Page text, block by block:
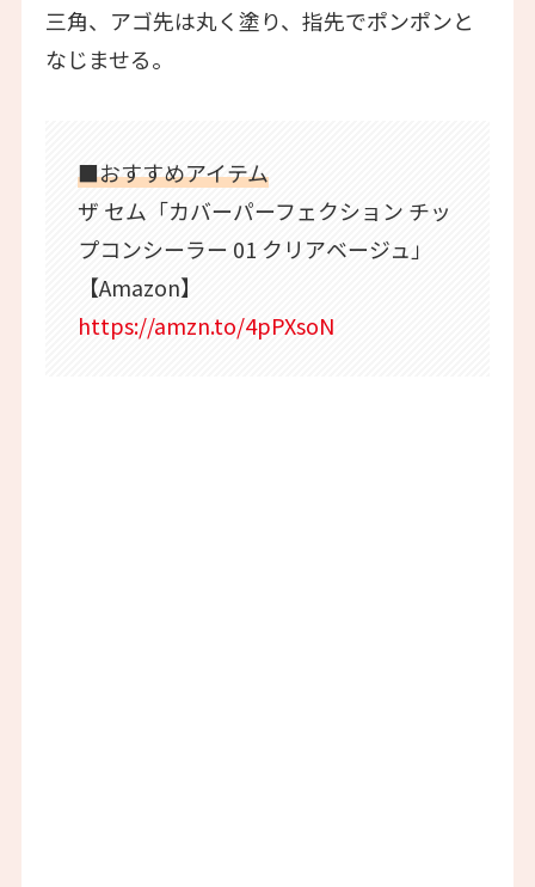
三角、アゴ先は丸く塗り、指先でポンポンと
なじませる。
■おすすめアイテム
ザ セム「カバーパーフェクション チッ
プコンシーラー 01 クリアベージュ」
【Amazon】
https://amzn.to/4pPXsoN